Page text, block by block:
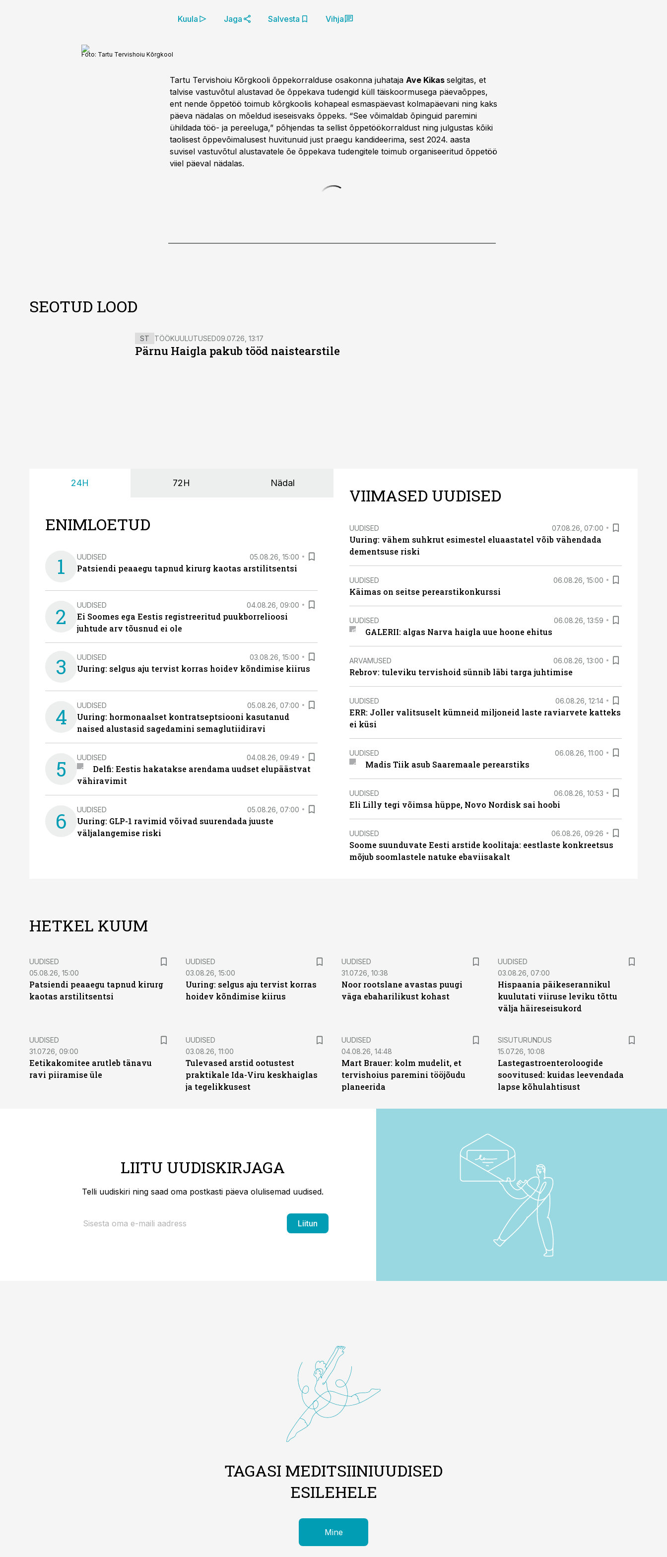
Kuula Jaga Salvesta Vihja
Foto: Tartu Tervishoiu Kõrgkool
Tartu Tervishoiu Kõrgkooli õppekorralduse osakonna juhataja Ave Kikas selgitas, et
talvise vastuvõtul alustavad õe õppekava tudengid küll täiskoormusega päevaõppes,
ent nende õppetöö toimub kõrgkoolis kohapeal esmaspäevast kolmapäevani ning kaks
päeva nädalas on mõeldud iseseisvaks õppeks. “See võimaldab õpinguid paremini
ühildada töö- ja pereeluga,” põhjendas ta sellist õppetöökorraldust ning julgustas kõiki
taolisest õppevõimalusest huvitunuid just praegu kandideerima, sest 2024. aasta
suvisel vastuvõtul alustavatele õe õppekava tudengitele toimub organiseeritud õppetöö
viiel päeval nädalas.
SEOTUD LOOD
ST TÖÖKUULUTUSED09.07.26, 13:17
Pärnu Haigla pakub tööd naistearstile
24H 72H Nädal
ENIMLOETUD
1 UUDISED 05.08.26, 15:00
Patsiendi peaaegu tapnud kirurg kaotas arstilitsentsi
2 UUDISED 04.08.26, 09:00
Ei Soomes ega Eestis registreeritud puukborrelioosi
juhtude arv tõusnud ei ole
3 UUDISED 03.08.26, 15:00
Uuring: selgus aju tervist korras hoidev kõndimise kiirus
4 UUDISED 05.08.26, 07:00
Uuring: hormonaalset kontratseptsiooni kasutanud
naised alustasid sagedamini semaglutiidiravi
5 UUDISED 04.08.26, 09:49
Delfi: Eestis hakatakse arendama uudset elupäästvat
vähiravimit
6 UUDISED 05.08.26, 07:00
Uuring: GLP-1 ravimid võivad suurendada juuste
väljalangemise riski
VIIMASED UUDISED
UUDISED 07.08.26, 07:00
Uuring: vähem suhkrut esimestel eluaastatel võib vähendada
dementsuse riski
UUDISED 06.08.26, 15:00
Käimas on seitse perearstikonkurssi
UUDISED 06.08.26, 13:59
GALERII: algas Narva haigla uue hoone ehitus
ARVAMUSED 06.08.26, 13:00
Rebrov: tuleviku tervishoid sünnib läbi targa juhtimise
UUDISED 06.08.26, 12:14
ERR: Joller valitsuselt kümneid miljoneid laste raviarvete katteks
ei küsi
UUDISED 06.08.26, 11:00
Madis Tiik asub Saaremaale perearstiks
UUDISED 06.08.26, 10:53
Eli Lilly tegi võimsa hüppe, Novo Nordisk sai hoobi
UUDISED 06.08.26, 09:26
Soome suunduvate Eesti arstide koolitaja: eestlaste konkreetsus
mõjub soomlastele natuke ebaviisakalt
HETKEL KUUM
UUDISED
05.08.26, 15:00
Patsiendi peaaegu tapnud kirurg
kaotas arstilitsentsi
UUDISED
03.08.26, 15:00
Uuring: selgus aju tervist korras
hoidev kõndimise kiirus
UUDISED
31.07.26, 10:38
Noor rootslane avastas puugi
väga ebaharilikust kohast
UUDISED
03.08.26, 07:00
Hispaania päikeserannikul
kuulutati viiruse leviku tõttu
välja häireseisukord
UUDISED
31.07.26, 09:00
Eetikakomitee arutleb tänavu
ravi piiramise üle
UUDISED
03.08.26, 11:00
Tulevased arstid ootustest
praktikale Ida-Viru keskhaiglas
ja tegelikkusest
UUDISED
04.08.26, 14:48
Mart Brauer: kolm mudelit, et
tervishoius paremini tööjõudu
planeerida
ST
SISUTURUNDUS
15.07.26, 10:08
Lastegastroenteroloogide
soovitused: kuidas leevendada
lapse kõhulahtisust
LIITU UUDISKIRJAGA
Telli uudiskiri ning saad oma postkasti päeva olulisemad uudised.
Liitun
TAGASI MEDITSIINIUUDISED
ESILEHELE
Mine